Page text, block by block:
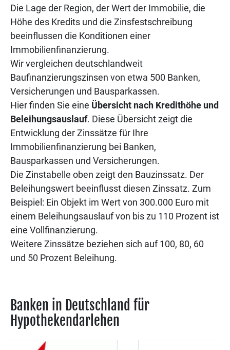
Die Lage der Region, der Wert der Immobilie, die
Höhe des Kredits und die Zinsfestschreibung
beeinflussen die Konditionen einer
Immobilienfinanzierung.
Wir vergleichen deutschlandweit
Baufinanzierungszinsen von etwa 500 Banken,
Versicherungen und Bausparkassen.
Hier finden Sie eine Übersicht nach Kredithöhe und
Beleihungsauslauf. Diese Übersicht zeigt die
Entwicklung der Zinssätze für Ihre
Immobilienfinanzierung bei Banken,
Bausparkassen und Versicherungen.
Die Zinstabelle oben zeigt den Bauzinssatz. Der
Beleihungswert beeinflusst diesen Zinssatz. Zum
Beispiel: Ein Objekt im Wert von 300.000 Euro mit
einem Beleihungsauslauf von bis zu 110 Prozent ist
eine Vollfinanzierung.
Weitere Zinssätze beziehen sich auf 100, 80, 60
und 50 Prozent Beleihung.
Banken in Deutschland für
Hypothekendarlehen